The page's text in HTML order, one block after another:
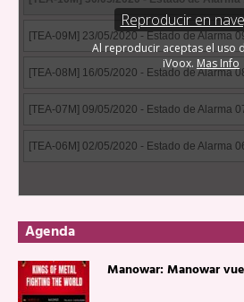
Agenda
Manowar: Manowar